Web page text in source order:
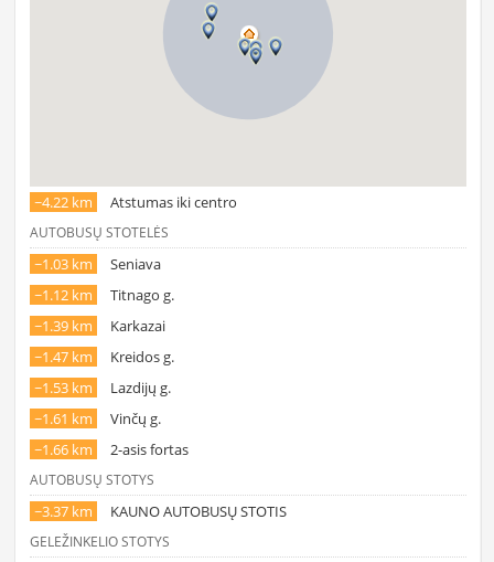
~4.22 km Atstumas iki centro
AUTOBUSŲ STOTELĖS
~1.03 km
Seniava
~1.12 km
Titnago g.
~1.39 km
Karkazai
~1.47 km
Kreidos g.
~1.53 km
Lazdijų g.
~1.61 km
Vinčų g.
~1.66 km
2-asis fortas
AUTOBUSŲ STOTYS
~3.37 km KAUNO AUTOBUSŲ STOTIS
GELEŽINKELIO STOTYS